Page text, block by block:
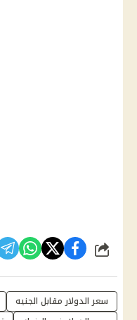
شارك
سعر الدولار مقابل الجنيه